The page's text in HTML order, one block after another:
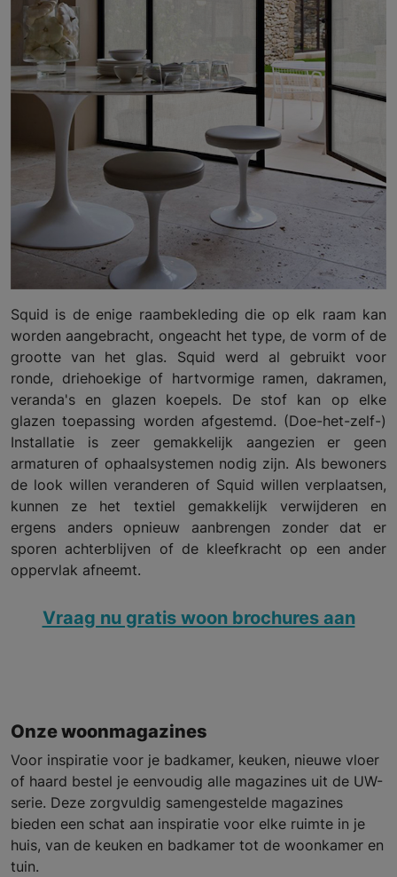
Squid is de enige raambekleding die op elk raam kan
worden aangebracht, ongeacht het type, de vorm of de
grootte van het glas. Squid werd al gebruikt voor
ronde, driehoekige of hartvormige ramen, dakramen,
veranda's en glazen koepels. De stof kan op elke
glazen toepassing worden afgestemd. (Doe-het-zelf-)
Installatie is zeer gemakkelijk aangezien er geen
armaturen of ophaalsystemen nodig zijn. Als bewoners
de look willen veranderen of Squid willen verplaatsen,
kunnen ze het textiel gemakkelijk verwijderen en
ergens anders opnieuw aanbrengen zonder dat er
sporen achterblijven of de kleefkracht op een ander
oppervlak afneemt.
Vraag nu gratis woon brochures aan
Onze woonmagazines
Voor inspiratie voor je badkamer, keuken, nieuwe vloer
of haard bestel je eenvoudig alle magazines uit de UW-
serie. Deze zorgvuldig samengestelde magazines
bieden een schat aan inspiratie voor elke ruimte in je
huis, van de keuken en badkamer tot de woonkamer en
tuin.